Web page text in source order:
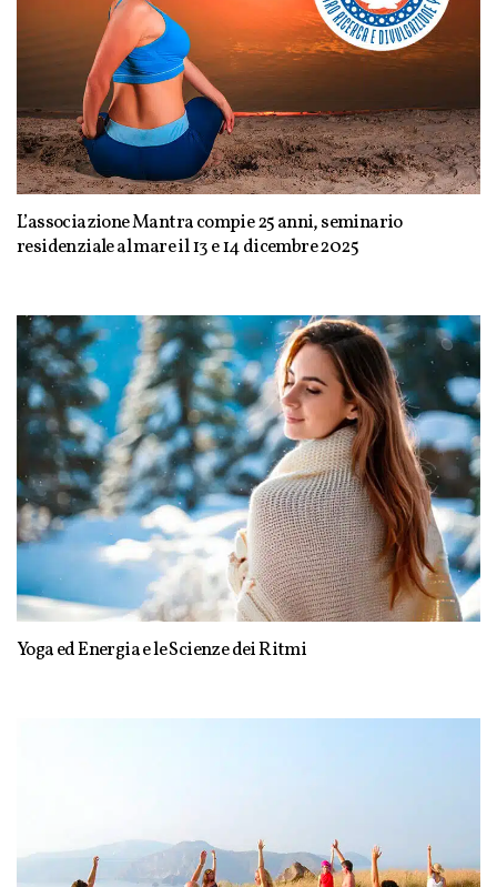
L’associazione Mantra compie 25 anni, seminario
residenziale al mare il 13 e 14 dicembre 2025
Yoga ed Energia e le Scienze dei Ritmi